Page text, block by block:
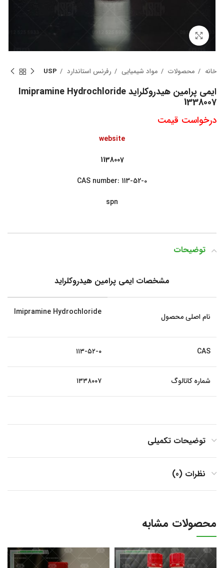
خانه محصولات مواد شیمیایی رفرنس استاندارد USP
ایمی پرامین هیدروکلراید Imipramine Hydrochloride
1338007
درخواست قیمت
website
1138007
CAS number: 113-52-0
spn
توضیحات
مشخصات ایمی پرامین هیدروکلراید
نام اصلی محصول Imipramine Hydrochloride
CAS ۱۱۳-۵۲-۰
شماره کاتالوگ ۱۳۳۸۰۰۷
توضیحات تکمیلی
نظرات (0)
محصولات مشابه